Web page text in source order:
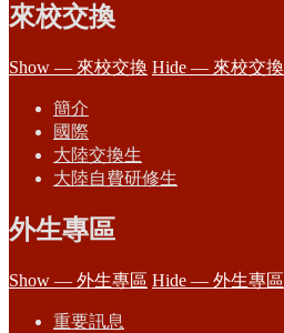
來校交換
Show — 來校交換 Hide — 來校交換
簡介
國際
大陸交換生
大陸自費研修生
外生專區
Show — 外生專區 Hide — 外生專區
重要訊息